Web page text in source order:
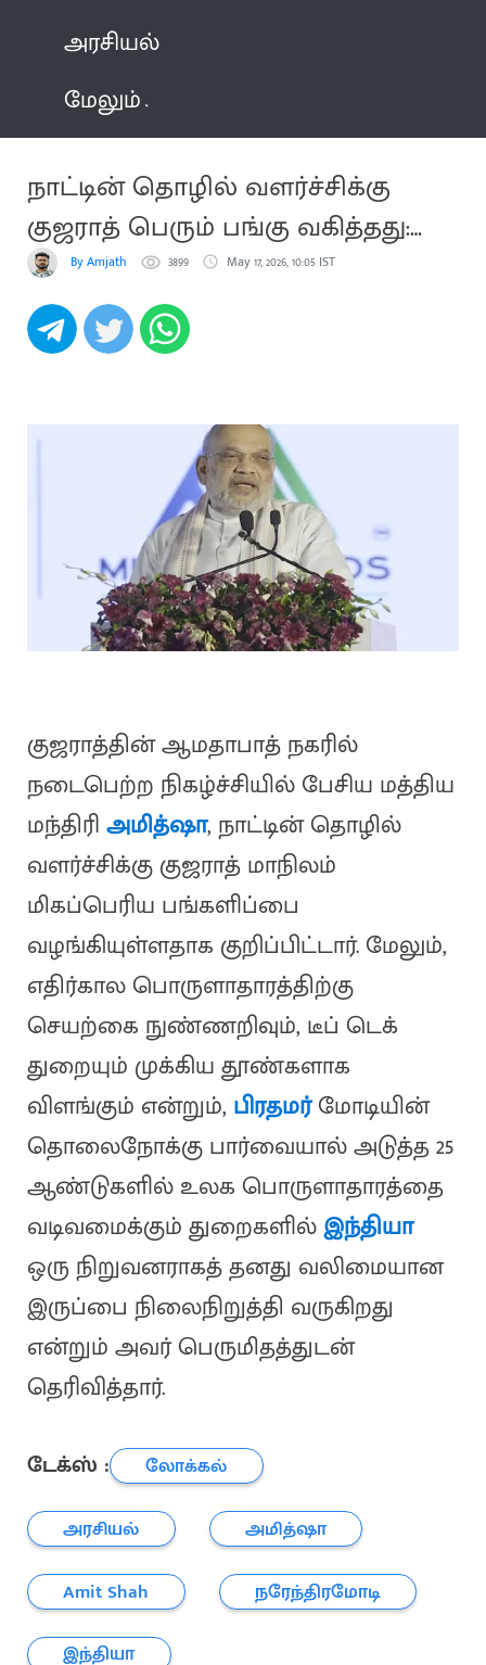
அரசியல்
மேலும்
நாட்டின் தொழில் வளர்ச்சிக்கு
குஜராத் பெரும் பங்கு வகித்தது:
அமித்ஷா
By Amjath 3899 May 17, 2026, 10:05 IST
குஜராத்தின் ஆமதாபாத் நகரில்
நடைபெற்ற நிகழ்ச்சியில் பேசிய மத்திய
மந்திரிஅமித்ஷா, நாட்டின் தொழில்
வளர்ச்சிக்கு குஜராத் மாநிலம்
மிகப்பெரிய பங்களிப்பை
வழங்கியுள்ளதாக குறிப்பிட்டார். மேலும்,
எதிர்கால பொருளாதாரத்திற்கு
செயற்கை நுண்ணறிவும், டீப் டெக்
துறையும் முக்கிய தூண்களாக
விளங்கும் என்றும், பிரதமர்மோடியின்
தொலைநோக்கு பார்வையால் அடுத்த 25
ஆண்டுகளில் உலக பொருளாதாரத்தை
வடிவமைக்கும் துறைகளில்இந்தியா
ஒரு நிறுவனராகத் தனது வலிமையான
இருப்பை நிலைநிறுத்தி வருகிறது
என்றும் அவர் பெருமிதத்துடன்
தெரிவித்தார்.
டேக்ஸ் :
லோக்கல்
அரசியல்
அமித்ஷா
Amit Shah
நரேந்திரமோடி
இந்தியா